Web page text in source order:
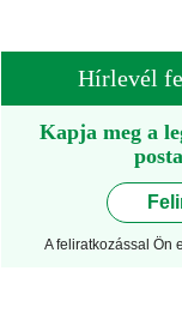
Hírlevél
Kapja meg a
A feliratkozással Ön